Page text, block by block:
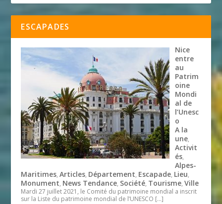
ESCAPADES
Nice
entre
au
Patrim
oine
Mondi
al de
l’Unesc
o
A la
une,
Activit
és,
Alpes-
Maritimes,Articles, Département, Escapade, Lieu,
Monument, News Tendance, Société, Tourisme,Ville
Mardi 27 juillet 2021, le Comité du patrimoine mondial a inscrit
sur la Liste du patrimoine mondial de l’UNESCO […]